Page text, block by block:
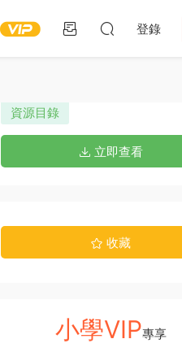
登錄
資源目錄
立即查看
收藏
小學VIP專享